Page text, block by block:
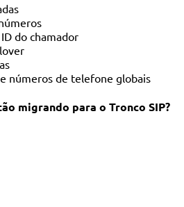
do chamador
números de telefone globais
migrando para o Tronco SIP?